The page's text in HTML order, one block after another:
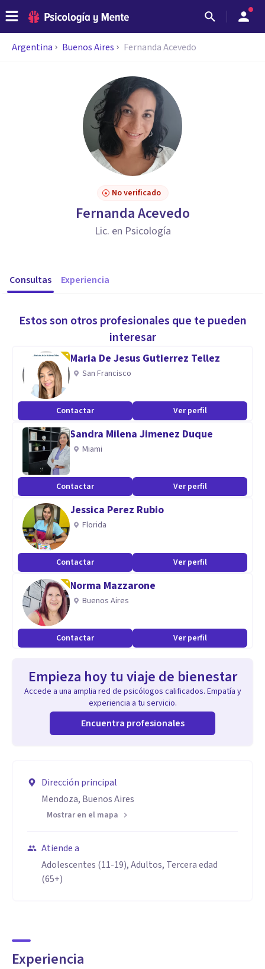
Argentina Buenos Aires Fernanda Acevedo
No verificado
Fernanda Acevedo
Lic. en Psicología
Consultas Experiencia
Estos son otros profesionales que te pueden
interesar
Maria De Jesus Gutierrez Tellez
San Francisco
Contactar Ver perfil
Sandra Milena Jimenez Duque
Miami
Contactar Ver perfil
Jessica Perez Rubio
Florida
Contactar Ver perfil
Norma Mazzarone
Buenos Aires
Contactar Ver perfil
Empieza hoy tu viaje de bienestar
Accede a una amplia red de psicólogos calificados. Empatía y
experiencia a tu servicio.
Encuentra profesionales
Dirección principal
Mendoza, Buenos Aires
Mostrar en el mapa
Atiende a
Adolescentes (11-19), Adultos, Tercera edad
(65+)
Experiencia